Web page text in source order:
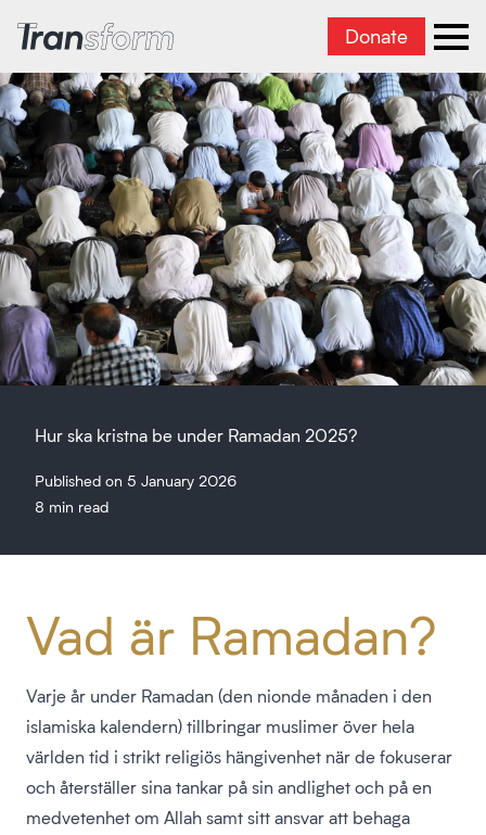
Transform Iran Donate
Hur ska kristna be under Ramadan 2025?
Published on 5 January 2026
8 min read
Vad är Ramadan?
Varje år under Ramadan (den nionde månaden i den
islamiska kalendern) tillbringar muslimer över hela
världen tid i strikt religiös hängivenhet när de fokuserar
och återställer sina tankar på sin andlighet och på en
medvetenhet om Allah samt sitt ansvar att behaga